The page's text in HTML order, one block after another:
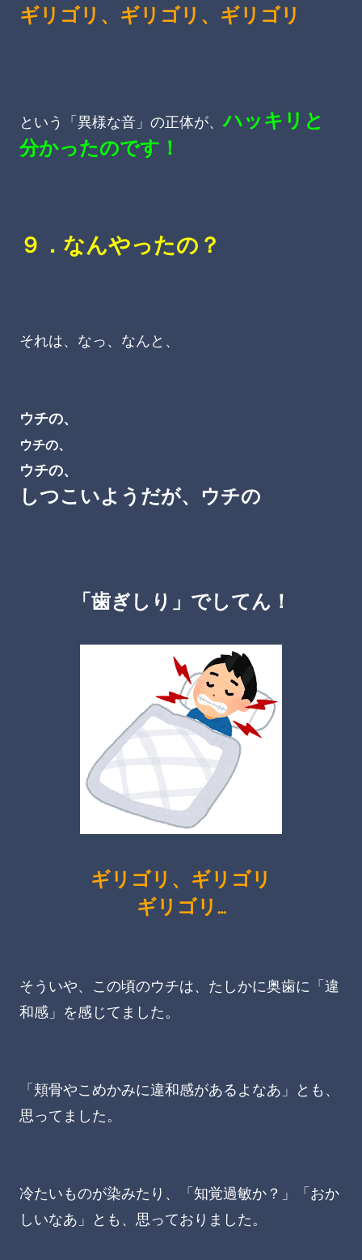
ギリゴリ、ギリゴリ、ギリゴリ
という「異様な音」の正体が、ハッキリと
分かったのです！
９．なんやったの？
それは、なっ、なんと、
ウチの、
ウチの、
ウチの、
しつこいようだが、ウチの
「歯ぎしり」 でしてん！
ギリゴリ、ギリゴリ
ギリゴリ…
そういや、この頃のウチは、たしかに奥歯に「違
和感」を感じてました。
「頬骨やこめかみに違和感があるよなあ」とも、
思ってました。
冷たいものが染みたり、「知覚過敏か？」「おか
しいなあ」とも、思っておりました。